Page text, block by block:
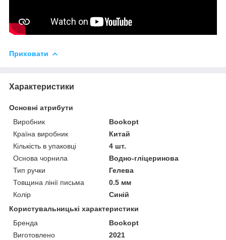
Приховати
Характеристики
Основні атрибути
Виробник
Bookopt
Країна виробник
Китай
Кількість в упаковці
4 шт.
Основа чорнила
Водно-гліцеринова
Тип ручки
Гелева
Товщина лінії письма
0.5 мм
Колір
Синій
Користувальницькі характеристики
Бренда
Bookopt
Виготовлено
2021